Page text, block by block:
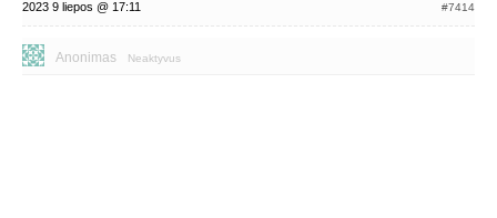
2023 9 liepos @ 17:11 #7414
Anonimas Neaktyvus